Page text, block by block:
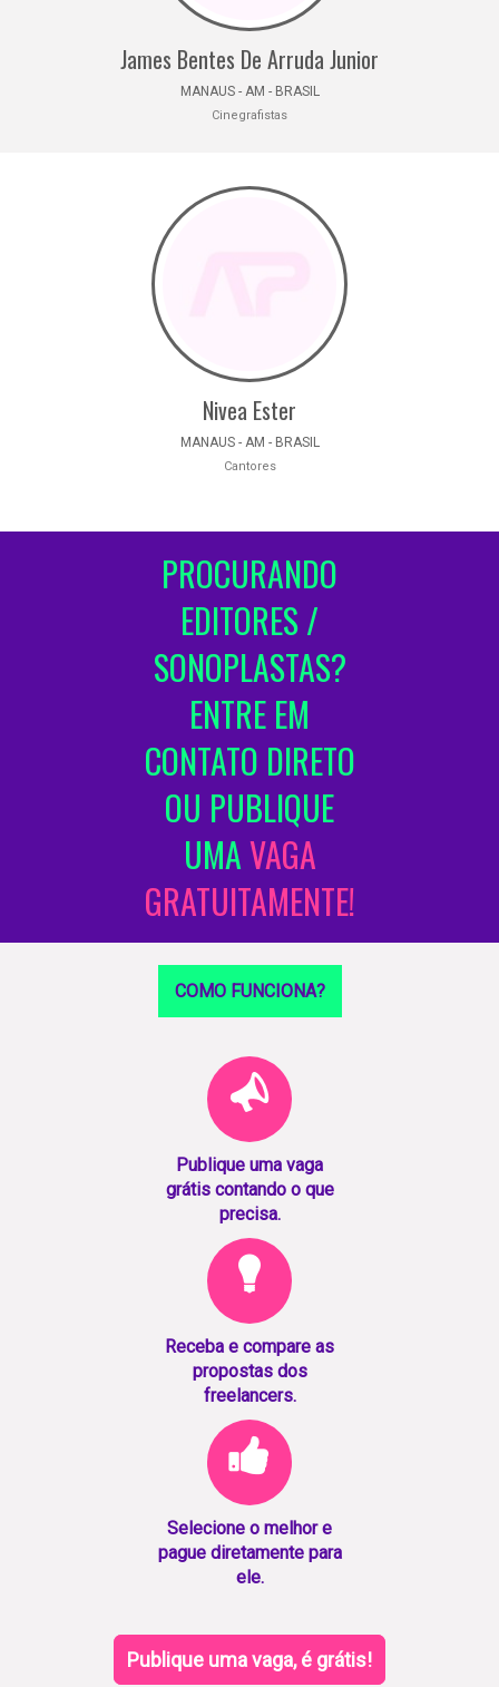
James Bentes De Arruda Junior
MANAUS - AM - BRASIL
Cinegrafistas
Nivea Ester
MANAUS - AM - BRASIL
Cantores
PROCURANDO
EDITORES /
SONOPLASTAS?
ENTRE EM
CONTATO DIRETO
OU PUBLIQUE
UMAVAGA
GRATUITAMENTE!
COMO FUNCIONA?
Publique uma vaga
grátis contando o que
precisa.
Receba e compare as
propostas dos
freelancers.
Selecione o melhor e
pague diretamente para
ele.
Publique uma vaga, é grátis!